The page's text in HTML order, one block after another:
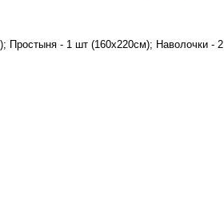
Простыня - 1 шт (160х220см); Наволочки - 2